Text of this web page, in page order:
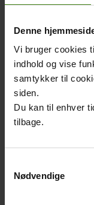
Denne
Vi bruger cookies
indhold og vise
samtykker til
siden.
Du kan til enhver
tilbage.
Nødvendige
deres forfædre.
Related
content
Main
picture